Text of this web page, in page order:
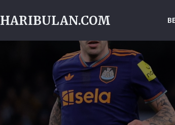
HARIBULAN.COM